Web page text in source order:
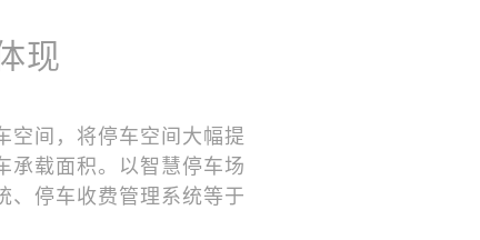
现
空间，将停车空间大幅提
承载面积。以智慧停车场
、停车收费管理系统等于